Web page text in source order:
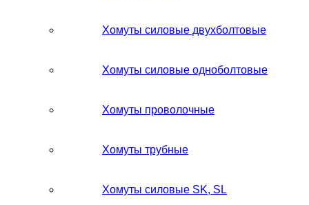
Хомуты силовые двухболтовые
Хомуты силовые одноболтовые
Хомуты проволочные
Хомуты трубные
Хомуты силовые SK, SL